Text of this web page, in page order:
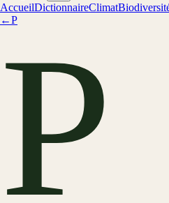
AccueilDictionnaireClimat
←P
P